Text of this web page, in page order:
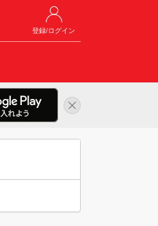
登録/ログイン